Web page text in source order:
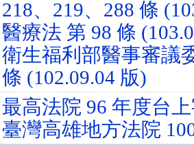
218、219、288 條
醫療法 第 98 條
衛生福利部醫事審議
條 (102.09.04 版)
最高法院 96 年度台
臺灣高雄地方法院